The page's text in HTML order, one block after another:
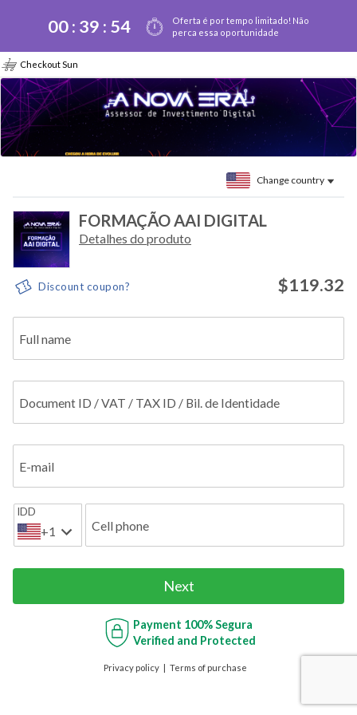
00 : 39 : 54
Oferta é por tempo limitado! Não
perca essa oportunidade
Checkout Sun
Change country
FORMAÇÃO AAI DIGITAL
Detalhes do produto
Discount coupon? $119.32
Full name
Document ID / VAT / TAX ID / Bil. de Identidade
E-mail
IDD
+1 Cell phone
Next
Payment 100% Segura
Verified and Protected
Privacy policy Terms of purchase